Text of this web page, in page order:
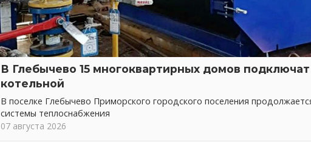
В Глебычево 15 многоквартирных домов подключат
котельной
В поселке Глебычево Приморского городского поселения
системы теплоснабжения
07 августа 2026